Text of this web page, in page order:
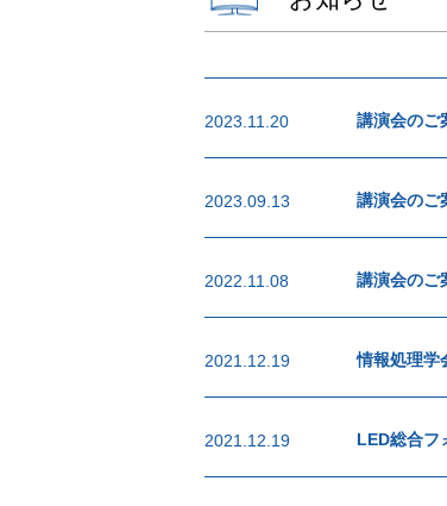
2023.11.20 講演会のご
2023.09.13 講演会のご
2022.11.08 講演会のご
2021.12.19 情報処理学
2021.12.19 LED総合フ